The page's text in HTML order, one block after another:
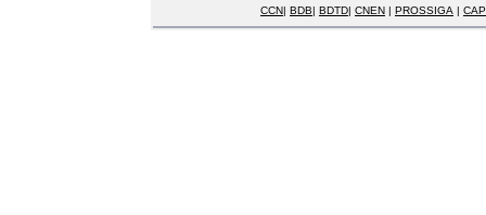
CCN| BDB| BDTD| CNEN | PROSSIGA |